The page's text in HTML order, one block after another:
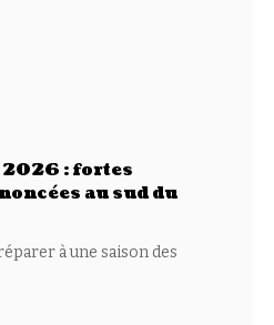
: fortes
au sud du
à une saison des